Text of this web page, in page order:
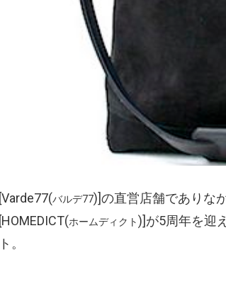
[Varde77(バルデ77)]の直営店舗でありな
[HOMEDICT(ホームディクト)]が5周年を迎
ト。